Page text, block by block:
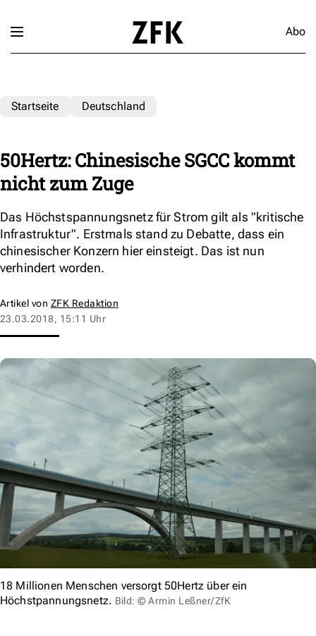
Abo
Startseite Deutschland
50Hertz: Chinesische SGCC kommt
nicht zum Zuge
Das Höchstspannungsnetz für Strom gilt als "kritische
Infrastruktur". Erstmals stand zu Debatte, dass ein
chinesischer Konzern hier einsteigt. Das ist nun
verhindert worden.
Artikel von ZFK Redaktion
23.03.2018, 15:11 Uhr
18 Millionen Menschen versorgt 50Hertz über ein
Höchstpannungsnetz. Bild: © Armin Leßner/ZfK